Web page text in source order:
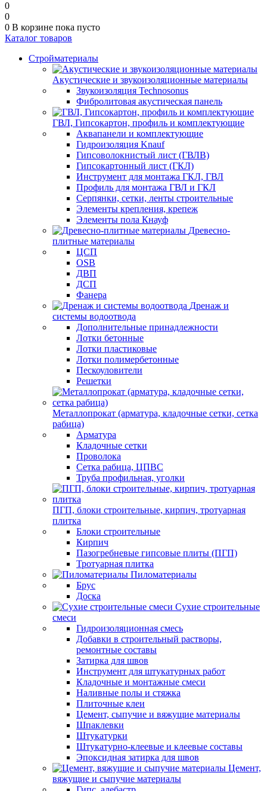
0
0
0 В корзине пока пусто
Каталог товаров
Стройматериалы
Акустические и звукоизоляционные материалы
Звукоизоляция Technosonus
Фибролитовая акустическая панель
ГВЛ, Гипсокартон, профиль и комплектующие
Аквапанели и комплектующие
Гидроизоляция Knauf
Гипсоволокнистый лист (ГВЛВ)
Гипсокартонный лист (ГКЛ)
Инструмент для монтажа ГКЛ, ГВЛ
Профиль для монтажа ГВЛ и ГКЛ
Серпянки, сетки, ленты строительные
Элементы крепления, крепеж
Элементы пола Кнауф
Древесно-
плитные материалы
ЦСП
OSB
ДВП
ДСП
Фанера
Дренаж и
системы водоотвода
Дополнительные принадлежности
Лотки бетонные
Лотки пластиковые
Лотки полимербетонные
Пескоуловители
Решетки
Металлопрокат (арматура, кладочные сетки, сетка
рабица)
Арматура
Кладочные сетки
Проволока
Сетка рабица, ЦПВС
Труба профильная, уголки
ПГП, блоки строительные, кирпич, тротуарная
плитка
Блоки строительные
Кирпич
Пазогребневые гипсовые плиты (ПГП)
Тротуарная плитка
Пиломатериалы
Брус
Доска
Сухие строительные
смеси
Гидроизоляционная смесь
Добавки в строительный растворы,
ремонтные составы
Затирка для швов
Инструмент для штукатурных работ
Кладочные и монтажные смеси
Наливные полы и стяжка
Плиточные клеи
Цемент, сыпучие и вяжущие материалы
Шпаклевки
Штукатурки
Штукатурно-клеевые и клеевые составы
Эпоксидная затирка для швов
Цемент,
вяжущие и сыпучие материалы